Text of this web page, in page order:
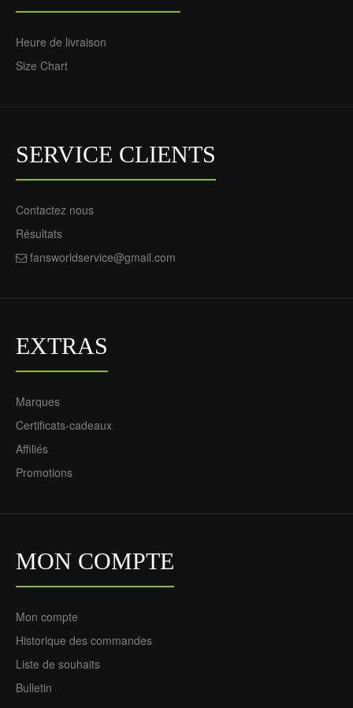
Heure de livraison
Size Chart
SERVICE CLIENTS
Contactez nous
Résultats
fansworldservice@gmail.com
EXTRAS
Marques
Certificats-cadeaux
Affiliés
Promotions
MON COMPTE
Mon compte
Historique des commandes
Liste de souhaits
Bulletin